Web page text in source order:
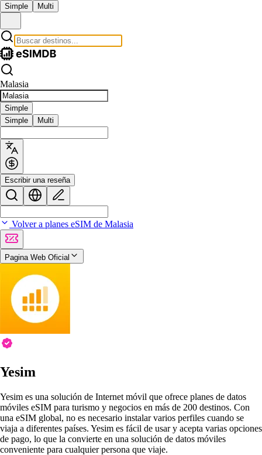
Simple Multi
Malasia
Simple
Simple
Multi
Escribir una reseña
Volver a planes eSIM de Malasia
Pagina Web Oficial
Yesim
Yesim es una solución de Internet móvil que ofrece planes de datos
móviles eSIM para turismo y negocios en más de 200 destinos. Con
una eSIM global, no es necesario instalar varios perfiles cuando se
viaja a diferentes países. Yesim es fácil de usar y acepta varias opciones
de pago, lo que la convierte en una solución de datos móviles
conveniente para cualquier persona que viaje.